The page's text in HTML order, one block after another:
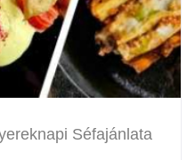
Séfajánlata